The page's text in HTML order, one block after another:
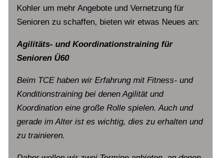
Kohler um mehr Angebote und Vernetzung für
Senioren zu schaffen, bieten wir etwas Neues an:
Agilitäts- und Koordinationstraining für
Senioren Ü60
Beim TCE haben wir Erfahrung mit Fitness- und
Konditionstraining bei denen Agilität und
Koordination eine große Rolle spielen. Auch und
gerade im Alter ist es wichtig, dies zu erhalten und
zu trainieren.